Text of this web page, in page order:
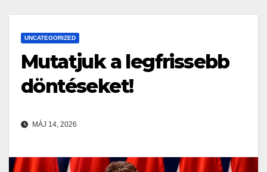
UNCATEGORIZED
Mutatjuk a legfrissebb
döntéseket!
MÁJ 14, 2026